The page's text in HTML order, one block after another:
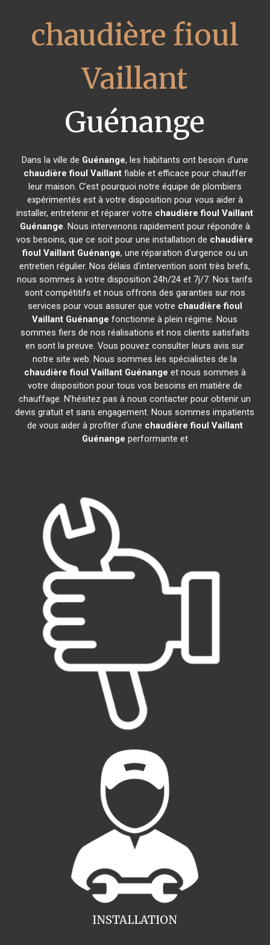
chaudière fioul
Vaillant
Guénange
Dans la ville de Guénange, les habitants ont besoin d'une
chaudière fioul Vaillantfiable et efficace pour chauffer
leur maison. C'est pourquoi notre équipe de plombiers
expérimentés est à votre disposition pour vous aider à
installer, entretenir et réparer votre chaudière fioul Vaillant
Guénange. Nous intervenons rapidement pour répondre à
vos besoins, que ce soit pour une installation de chaudière
fioul Vaillant Guénange, une réparation d'urgence ou un
entretien régulier. Nos délais d'intervention sont très brefs,
nous sommes à votre disposition 24h/24 et 7j/7. Nos tarifs
sont compétitifs et nous offrons des garanties sur nos
services pour vous assurer que votre chaudière fioul
Vaillant Guénange fonctionne à plein régime. Nous
sommes fiers de nos réalisations et nos clients satisfaits
en sont la preuve. Vous pouvez consulter leurs avis sur
notre site web. Nous sommes les spécialistes de la
chaudière fioul Vaillant Guénange et nous sommes à
votre disposition pour tous vos besoins en matière de
chauffage. N'hésitez pas à nous contacter pour obtenir un
devis gratuit et sans engagement. Nous sommes impatients
de vous aider à profiter d'une chaudière fioul Vaillant
Guénange performante et
INSTALLATION